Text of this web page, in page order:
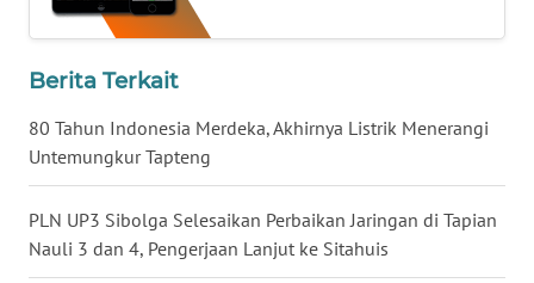
Berita Terkait
80 Tahun Indonesia Merdeka, Akhirnya Listrik Menerangi
Untemungkur Tapteng
PLN UP3 Sibolga Selesaikan Perbaikan Jaringan di Tapian
Nauli 3 dan 4, Pengerjaan Lanjut ke Sitahuis
MALUKU
WN
MALUT
WN
DAIRI